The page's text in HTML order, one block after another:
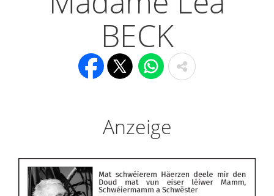
BECK
Anzeige